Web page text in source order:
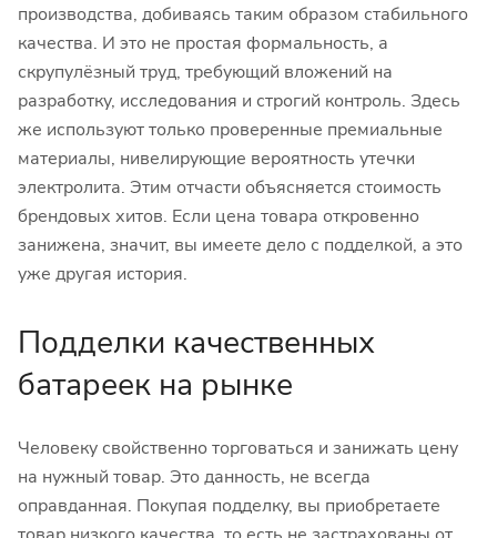
производства, добиваясь таким образом стабильного
качества. И это не простая формальность, а
скрупулёзный труд, требующий вложений на
разработку, исследования и строгий контроль. Здесь
же используют только проверенные премиальные
материалы, нивелирующие вероятность утечки
электролита. Этим отчасти объясняется стоимость
брендовых хитов. Если цена товара откровенно
занижена, значит, вы имеете дело с подделкой, а это
уже другая история.
Подделки качественных
батареек на рынке
Человеку свойственно торговаться и занижать цену
на нужный товар. Это данность, не всегда
оправданная. Покупая подделку, вы приобретаете